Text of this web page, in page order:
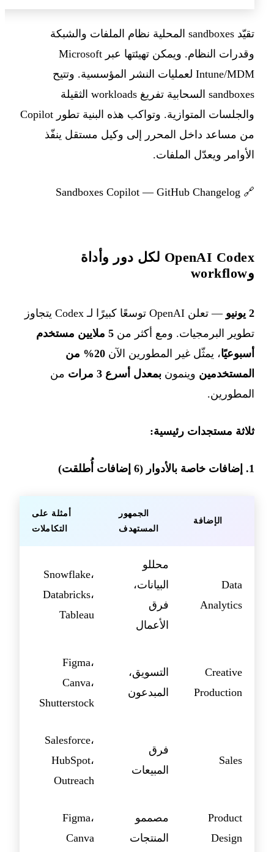
تقيّد sandboxes المحلية نظام الملفات والشبكة
وقدرات النظام. ويمكن تهيئتها عبر Microsoft
Intune/MDM لعمليات النشر المؤسسية. وتتيح
sandboxes السحابية تفريغ workloads الثقيلة
والجلسات المتوازية. وتواكب هذه البنية تطور Copilot
من مساعد داخل المحرر إلى وكيل مستقل ينفّذ
الأوامر ويعدّل الملفات.
🔗
Sandboxes Copilot — GitHub Changelog
OpenAI Codex لكل دور وأداة
وworkflow
2 يونيو
— تعلن OpenAI توسعًا كبيرًا لـ Codex يتجاوز
تطوير البرمجيات. ومع أكثر من
5 ملايين مستخدم
أسبوعيًا، يمثّل غير المطورين الآن
20% من
المستخدمين وينمون بمعدل أسرع 3 مرات
من
المطورين.
ثلاثة مستجدات رئيسية:
1. إضافات خاصة بالأدوار (6 إضافات أُطلقت)
الإضافة
الجمهور
المستهدف
أمثلة على
التكاملات
Data
Analytics
محللو
البيانات،
فرق
الأعمال
Snowflake،
Databricks،
Tableau
Creative
Production
التسويق،
المبدعون
Figma،
Canva،
Shutterstock
Sales
فرق
المبيعات
Salesforce،
HubSpot،
Outreach
Product
Design
مصممو
المنتجات
Figma،
Canva